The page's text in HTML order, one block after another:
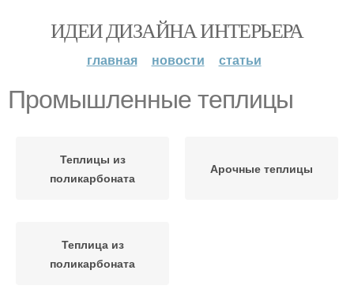
ИДЕИ ДИЗАЙНА ИНТЕРЬЕРА
главная новости статьи
Промышленные теплицы
Теплицы из
поликарбоната
Арочные теплицы
Теплица из
поликарбоната